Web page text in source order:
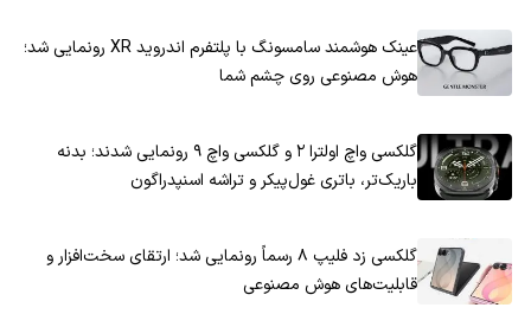
عینک هوشمند سامسونگ با پلتفرم اندروید XR رونمایی شد؛
هوش مصنوعی روی چشم شما
گلکسی واچ اولترا ۲ و گلکسی واچ ۹ رونمایی شدند؛ بدنه
باریک‌تر، باتری غول‌پیکر و تراشه اسنپدراگون
گلکسی زد فلیپ ۸ رسماً رونمایی شد؛ ارتقای سخت‌افزار و
قابلیت‌های هوش مصنوعی